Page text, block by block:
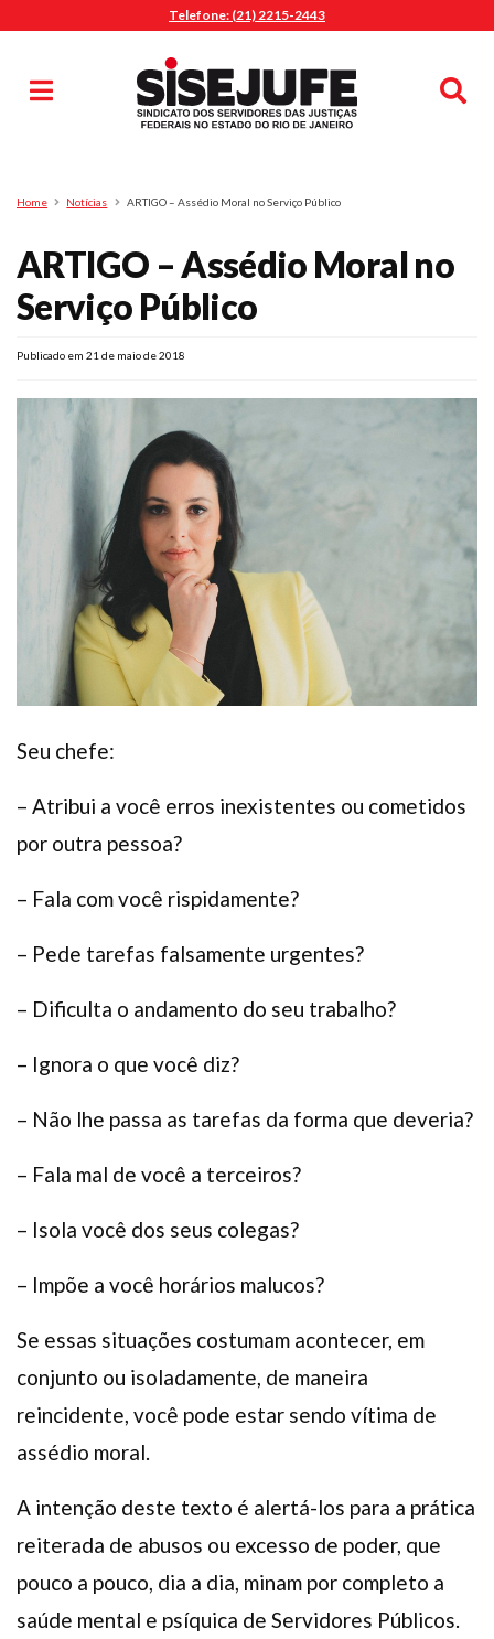
Telefone: (21) 2215-2443
Pesquisa
Home Notícias ARTIGO – Assédio Moral no Serviço Público
ARTIGO – Assédio Moral no
Serviço Público
Publicado em 21 de maio de 2018
Seu chefe:
– Atribui a você erros inexistentes ou cometidos
por outra pessoa?
– Fala com você rispidamente?
– Pede tarefas falsamente urgentes?
– Dificulta o andamento do seu trabalho?
– Ignora o que você diz?
– Não lhe passa as tarefas da forma que deveria?
– Fala mal de você a terceiros?
– Isola você dos seus colegas?
– Impõe a você horários malucos?
Se essas situações costumam acontecer, em
conjunto ou isoladamente, de maneira
reincidente, você pode estar sendo vítima de
assédio moral.
A intenção deste texto é alertá-los para a prática
reiterada de abusos ou excesso de poder, que
pouco a pouco, dia a dia, minam por completo a
saúde mental e psíquica de Servidores Públicos.
MENU
Sindicalize-se
Diretoria
O Sindicato
Agenda
Casa do Alto
Sede Campestre
Nossos Convênios
Gympass Wellhub
Plano de Saúde
Assistência Funeral
Pós-graduação
Facebook Instagram Twitter YoutubeTikTok